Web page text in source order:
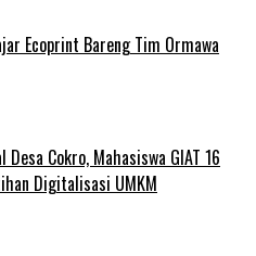
Ecoprint Bareng Tim Ormawa
Cokro, Mahasiswa GIAT 16
Digitalisasi UMKM